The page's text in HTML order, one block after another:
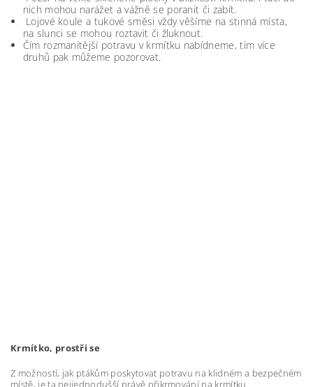
nich mohou narážet a vážně se poranit či zabít.
Lojové koule a tukové směsi vždy věšíme na stinná místa,
na slunci se mohou roztavit či žluknout.
Čím rozmanitější potravu v krmítku nabídneme, tím více
druhů pak můžeme pozorovat.
Krmítko, prostři se
Z možností, jak ptákům poskytovat potravu na klidném a bezpečném
místě, je ta nejjednodušší právě přikrmování na krmítku.